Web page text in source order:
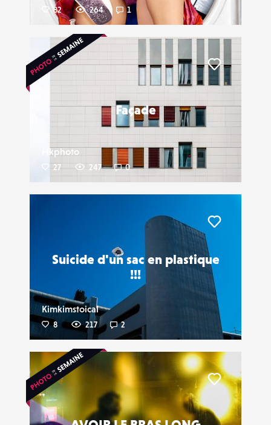
82 264 1
Façade
Hkphoto
27 247 0
Suicide d'un sac en plastique
!!!
Kimkimstoical
8 217 2
Liker